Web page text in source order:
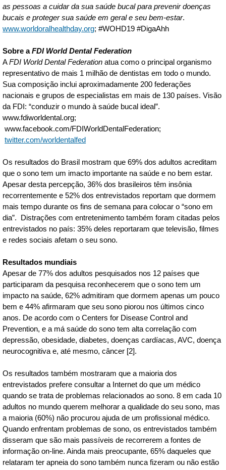
as pessoas a cuidar da sua saúde bucal para prevenir doenças
bucais e proteger sua saúde em geral e seu bem-estar.
www.worldoralhealthday.org; #WOHD19 #DigaAhh
Sobre aFDI World Dental Federation
AFDI World Dental Federation atua como o principal organismo
representativo de mais 1 milhão de dentistas em todo o mundo.
Sua composição inclui aproximadamente 200 federações
nacionais e grupos de especialistas em mais de 130 países. Visão
da FDI: “conduzir o mundo à saúde bucal ideal”.
www.fdiworldental.org;
www.facebook.com/FDIWorldDentalFederation;
twitter.com/worldentalfed
Os resultados do Brasil mostram que 69% dos adultos acreditam
que o sono tem um imacto importante na saúde e no bem estar.
Apesar desta percepção,36% dos brasileiros têm insônia
recorrentemente e 52% dos entrevistados reportam que dormem
mais tempo durante os fins de semana para colocar o “sono em
dia”. Distrações com entretenimento também foram citadas pelos
entrevistados no país: 35% deles reportaram que televisão, filmes
e redes sociais afetam o seu sono.
Resultados mundiais
Apesar de 77% dos adultos pesquisados nos 12 países que
participaram da pesquisa reconhecerem que o sono tem um
impacto na saúde, 62% admitiram que dormem apenas um pouco
bem e 44% afirmaram que seu sono piorou nos últimos cinco
anos. De acordo com o Centers for Disease Control and
Prevention, e a má saúde do sono tem alta correlação com
depressão, obesidade, diabetes, doenças cardíacas, AVC, doença
neurocognitiva e, até mesmo, câncer [2].
Os resultados também mostraram que a maioria dos
entrevistados prefere consultar a Internet do que um médico
quando se trata de problemas relacionados ao sono. 8 em cada 10
adultos no mundo querem melhorar a qualidade do seu sono, mas
a maioria (60%) não procurou ajuda de um profissional médico.
Quando enfrentam problemas de sono, os entrevistados também
disseram que são mais passíveis de recorrerem a fontes de
informação on-line. Ainda mais preocupante, 65% daqueles que
relataram ter apneia do sono também nunca fizeram ou não estão